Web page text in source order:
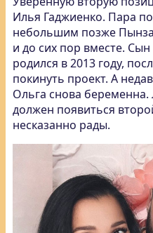
Илья Гаджиенко. Пара
небольшим позже
и до сих пор вместе.
родился в 2013 году,
покинуть проект. А
Ольга снова беременна.
должен появиться
несказанно рады.